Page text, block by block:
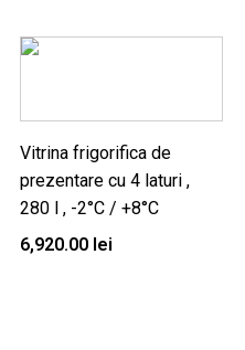
Vitrina frigorifica de
prezentare cu 4 laturi ,
280 l , -2°C / +8°C
6,920.00 lei